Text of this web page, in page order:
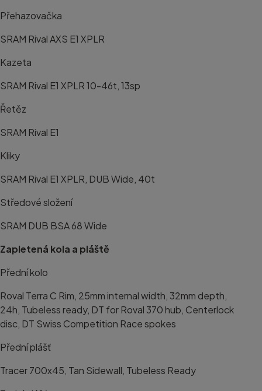
Přehazovačka
SRAM Rival AXS E1 XPLR
Kazeta
SRAM Rival E1 XPLR 10-46t, 13sp
Řetěz
SRAM Rival E1
Kliky
SRAM Rival E1 XPLR, DUB Wide, 40t
Středové složení
SRAM DUB BSA 68 Wide
Zapletená kola a pláště
Přední kolo
Roval Terra C Rim, 25mm internal width, 32mm depth,
24h, Tubeless ready, DT for Roval 370 hub, Centerlock
disc, DT Swiss Competition Race spokes
Přední plášť
Tracer 700x45, Tan Sidewall, Tubeless Ready